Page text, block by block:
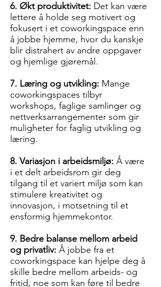
6. Økt produktivitet: Det kan være
lettere å holde seg motivert og
fokusert i et coworkingspace enn
å jobbe hjemme, hvor du kanskje
blir distrahert av andre oppgaver
og hjemlige gjøremål.
7. Læring og utvikling: Mange
coworkingspaces tilbyr
workshops, faglige samlinger og
nettverksarrangementer som gir
muligheter for faglig utvikling og
læring.
8. Variasjon i arbeidsmiljø: Å være
i et delt arbeidsrom gir deg
tilgang til et variert miljø som kan
stimulere kreativitet og
innovasjon, i motsetning til et
ensformig hjemmekontor.
9. Bedre balanse mellom arbeid
og privatliv: Å jobbe fra et
coworkingspace kan hjelpe deg å
skille bedre mellom arbeids- og
fritid, noe som kan føre til bedre